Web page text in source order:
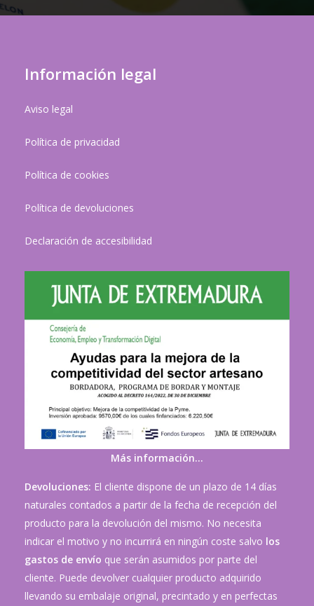
Información legal
Aviso legal
Política de privacidad
Política de cookies
Política de devoluciones
Declaración de accesibilidad
Más información…
Devoluciones: El cliente dispone de un plazo de 14 días
naturales contados a partir de la fecha de recepción del
producto para la devolución del mismo. No necesita
indicar el motivo y no incurrirá en ningún coste salvo los
gastos de envío que serán asumidos por parte del
cliente. Puede devolver cualquier producto adquirido
llevando su embalaje original, precintado y en perfectas